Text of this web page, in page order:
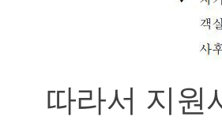
따라서 지원